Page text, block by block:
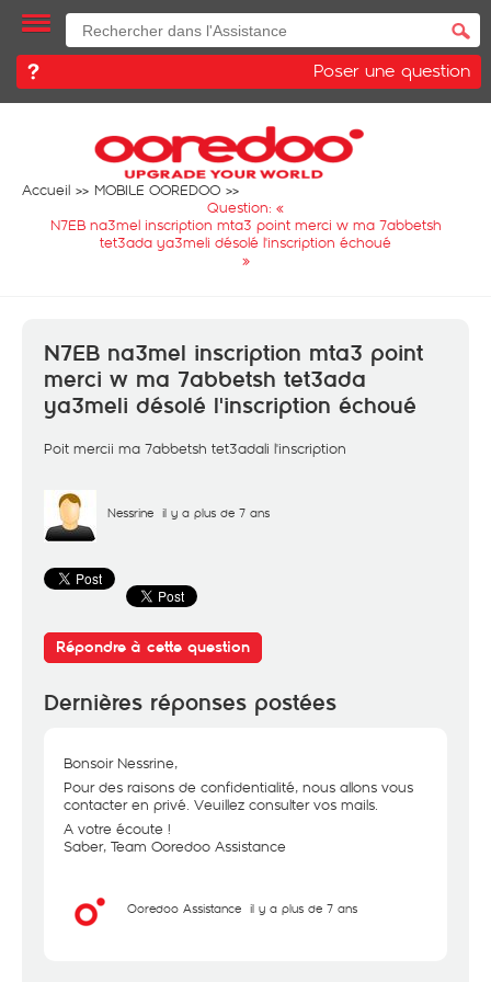
Poser une question
Accueil
MOBILE OOREDOO
Question: «
N7EB na3mel inscription mta3 point merci w ma 7abbetsh
tet3ada ya3meli désolé l'inscription échoué
»
N7EB na3mel inscription mta3 point
merci w ma 7abbetsh tet3ada
ya3meli désolé l'inscription échoué
Poit mercii ma 7abbetsh tet3adali l'inscription
Nessrine il y a plus de 7 ans
Répondre à cette question
Dernières réponses postées
Bonsoir Nessrine,
Pour des raisons de confidentialité, nous allons vous
contacter en privé. Veuillez consulter vos mails.
A votre écoute !
Saber, Team Ooredoo Assistance
Ooredoo Assistance il y a plus de 7 ans